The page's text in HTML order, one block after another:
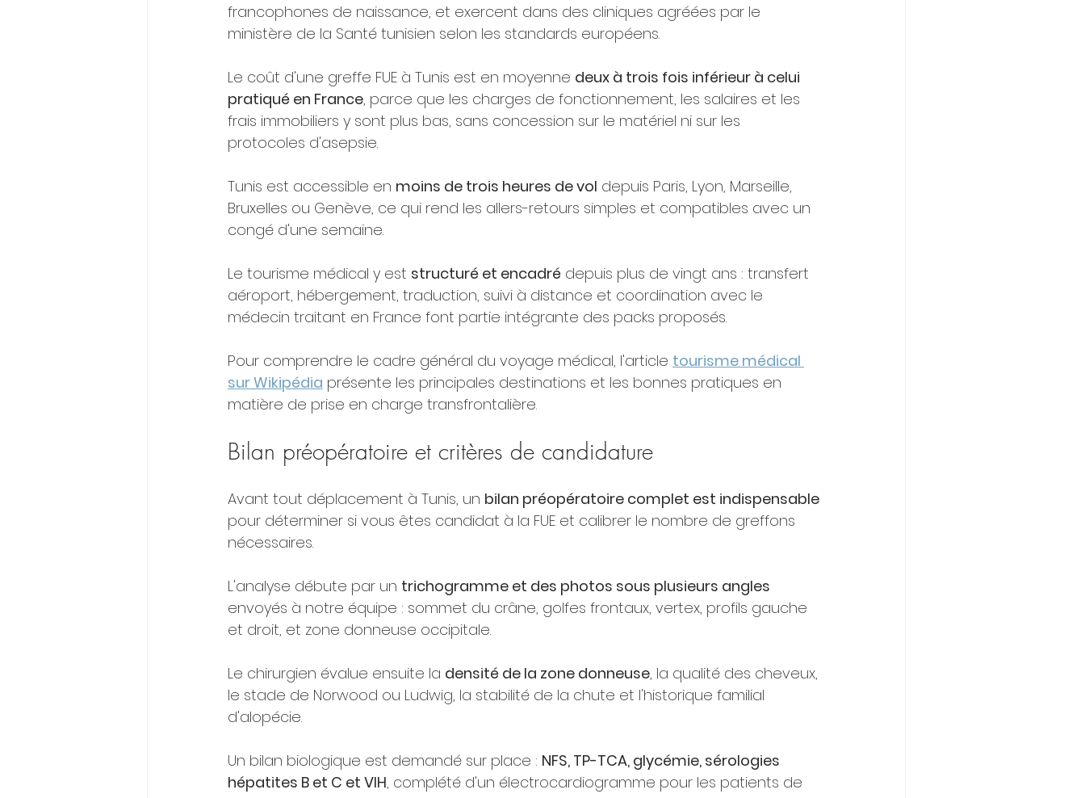
francophones de naissance, et exercent dans des cliniques agréées par le
ministère de la Santé tunisien selon les standards européens.
Le coût d'une greffe FUE à Tunis est en moyenne deux à trois fois inférieur à celui
pratiqué en France, parce que les charges de fonctionnement, les salaires et les
frais immobiliers y sont plus bas, sans concession sur le matériel ni sur les
protocoles d'asepsie.
Tunis est accessible en moins de trois heures de vol depuis Paris, Lyon, Marseille,
Bruxelles ou Genève, ce qui rend les allers-retours simples et compatibles avec un
congé d'une semaine.
Le tourisme médical y est structuré et encadré depuis plus de vingt ans : transfert
aéroport, hébergement, traduction, suivi à distance et coordination avec le
médecin traitant en France font partie intégrante des packs proposés.
Pour comprendre le cadre général du voyage médical, l'article tourisme médical
sur Wikipédia présente les principales destinations et les bonnes pratiques en
matière de prise en charge transfrontalière.
Bilan préopératoire et critères de candidature
Avant tout déplacement à Tunis, un bilan préopératoire complet est indispensable
pour déterminer si vous êtes candidat à la FUE et calibrer le nombre de greffons
nécessaires.
L'analyse débute par un trichogramme et des photos sous plusieurs angles
envoyés à notre équipe : sommet du crâne, golfes frontaux, vertex, profils gauche
et droit, et zone donneuse occipitale.
Le chirurgien évalue ensuite la densité de la zone donneuse, la qualité des cheveux,
le stade de Norwood ou Ludwig, la stabilité de la chute et l'historique familial
d'alopécie.
Un bilan biologique est demandé sur place : NFS, TP-TCA, glycémie, sérologies
hépatites B et C et VIH, complété d'un électrocardiogramme pour les patients de